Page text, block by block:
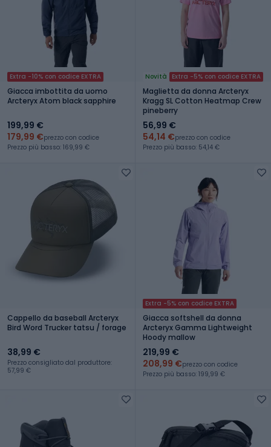
Extra -10% con codice EXTRA
Giacca imbottita da uomo
Arcteryx Atom black sapphire
199,99 €
179,99 €prezzo con codice
Prezzo più basso: 169,99 €
Novità Extra -5% con codice EXTRA
Maglietta da donna Arcteryx
Kragg SL Cotton Heatmap Crew
pineberry
56,99 €
54,14 €prezzo con codice
Prezzo più basso: 54,14 €
Cappello da baseball Arcteryx
Bird Word Trucker tatsu / forage
38,99 €
Prezzo consigliato dal produttore:
57,99 €
Extra -5% con codice EXTRA
Giacca softshell da donna
Arcteryx Gamma Lightweight
Hoody mallow
219,99 €
208,99 €prezzo con codice
Prezzo più basso: 199,99 €